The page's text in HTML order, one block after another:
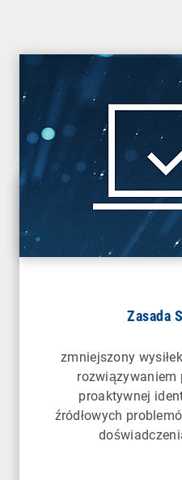
Zasada
zmniejszony
rozwiązywaniem
proaktywnej
źródłowych